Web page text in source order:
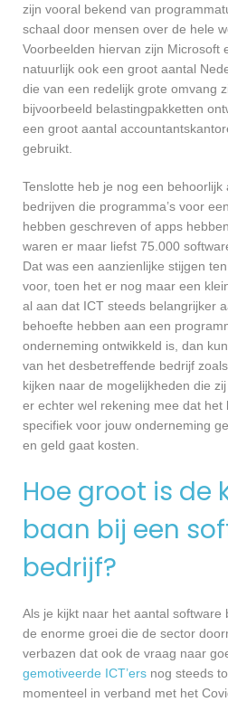
zijn vooral bekend van
schaal door mensen over de hele
Voorbeelden hiervan zijn Microsoft
natuurlijk ook een groot aantal
die van een redelijk grote omvang
bijvoorbeeld belastingpakketten
een groot aantal
gebruikt.
Tenslotte heb je nog een
bedrijven die programma’s voor
hebben geschreven of apps
waren er maar liefst 75.000
Dat was een aanzienlijke stijgen
voor, toen het er nog maar een
al aan dat ICT steeds belangrijker
behoefte hebben aan een
onderneming ontwikkeld is, dan
van het desbetreffende bedrijf
kijken naar de mogelijkheden die
er echter wel rekening mee dat het
specifiek voor jouw onderneming
en geld gaat kosten.
Hoe groot is de
baan bij een
bedrijf?
Als je kijkt naar het aantal software
de enorme groei die de sector
verbazen dat ook de vraag naar
gemotiveerde ICT’ers nog steeds
momenteel in verband met het